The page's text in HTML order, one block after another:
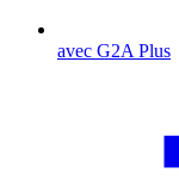
avec G2A Plus